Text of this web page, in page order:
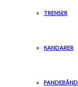
TRENSER
KANDARER
PANDEBÅND